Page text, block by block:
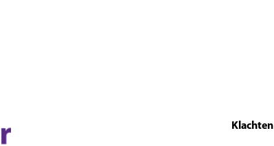
Klachten